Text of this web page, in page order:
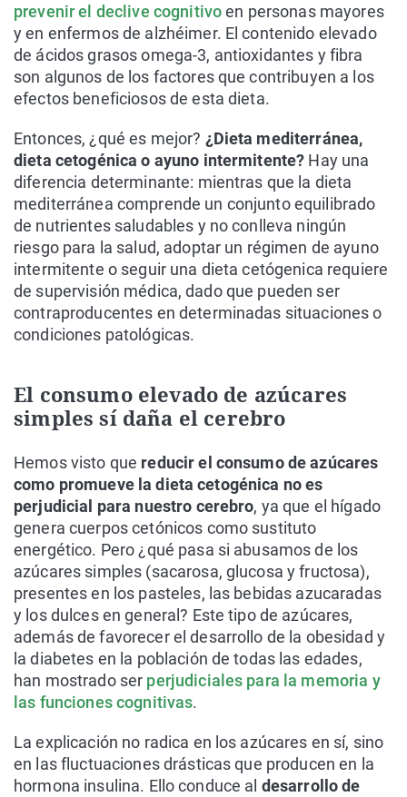
prevenir el declive cognitivoen personas mayores
y en enfermos de alzhéimer. El contenido elevado
de ácidos grasos omega-3, antioxidantes y fibra
son algunos de los factores que contribuyen a los
efectos beneficiosos de esta dieta.
Entonces, ¿qué es mejor? ¿Dieta mediterránea,
dieta cetogénica o ayuno intermitente? Hay una
diferencia determinante: mientras que la dieta
mediterránea comprende un conjunto equilibrado
de nutrientes saludables y no conlleva ningún
riesgo para la salud, adoptar un régimen de ayuno
intermitente o seguir una dieta cetógenica requiere
de supervisión médica, dado que pueden ser
contraproducentes en determinadas situaciones o
condiciones patológicas.
El consumo elevado de azúcares
simples sí daña el cerebro
Hemos visto que reducir el consumo de azúcares
como promueve la dieta cetogénica no es
perjudicial para nuestro cerebro, ya que el hígado
genera cuerpos cetónicos como sustituto
energético. Pero ¿qué pasa si abusamos de los
azúcares simples (sacarosa, glucosa y fructosa),
presentes en los pasteles, las bebidas azucaradas
y los dulces en general? Este tipo de azúcares,
además de favorecer el desarrollo de la obesidad y
la diabetes en la población de todas las edades,
han mostrado ser perjudiciales para la memoria y
las funciones cognitivas.
La explicación no radica en los azúcares en sí, sino
en las fluctuaciones drásticas que producen en la
hormona insulina. Ello conduce al desarrollo de